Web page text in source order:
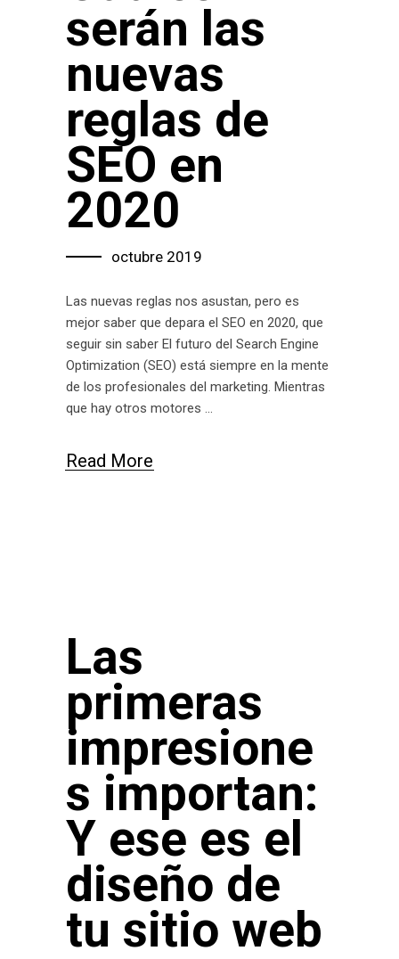
serán las
nuevas
reglas de
SEO en
2020
octubre 2019
Las nuevas reglas nos asustan, pero es
mejor saber que depara el SEO en 2020, que
seguir sin saber El futuro del Search Engine
Optimization (SEO) está siempre en la mente
de los profesionales del marketing. Mientras
que hay otros motores
Read More
Las
primeras
impresione
s importan:
Y ese es el
diseño de
tu sitio web